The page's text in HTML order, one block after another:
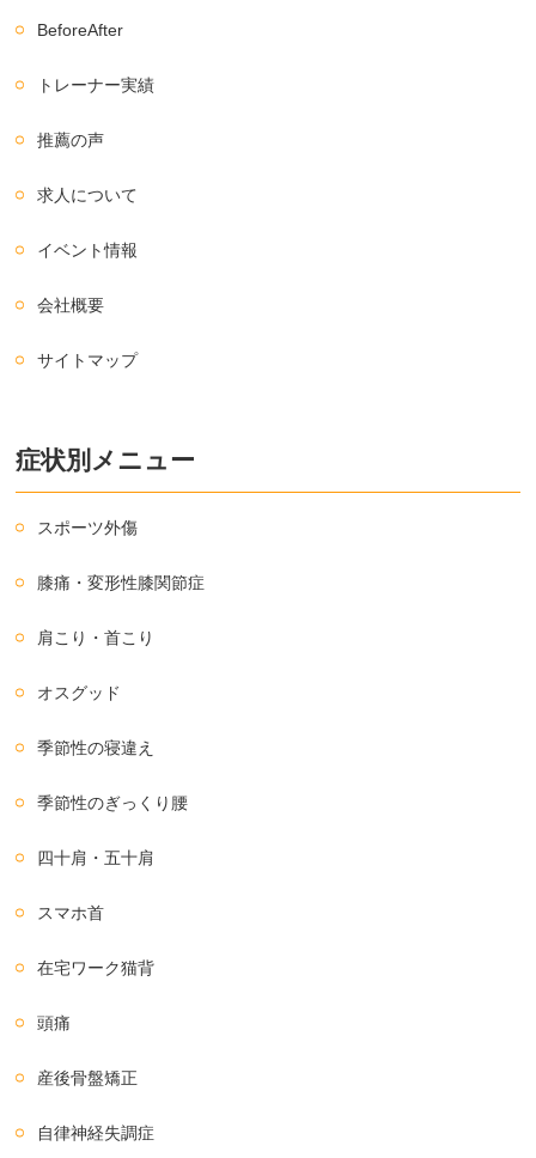
BeforeAfter
トレーナー実績
推薦の声
求人について
イベント情報
会社概要
サイトマップ
症状別メニュー
スポーツ外傷
膝痛・変形性膝関節症
肩こり・首こり
オスグッド
季節性の寝違え
季節性のぎっくり腰
四十肩・五十肩
スマホ首
在宅ワーク猫背
頭痛
産後骨盤矯正
自律神経失調症